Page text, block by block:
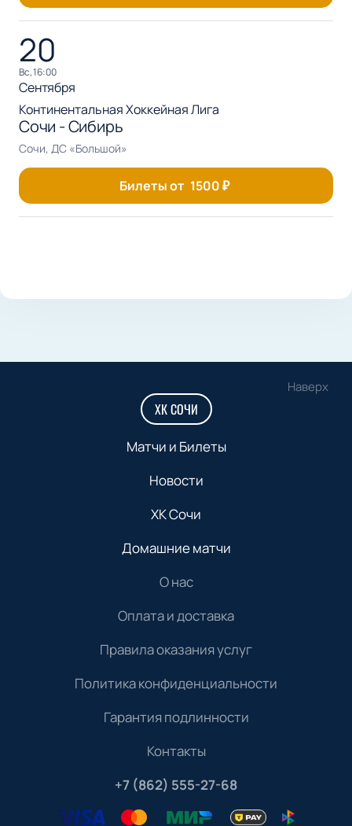
20
вс, 16:00
Сентября
Континентальная Хоккейная Лига
Сочи - Сибирь
Сочи, ДС «Большой»
Билеты от 1500₽
Наверх
ХК СОЧИ
Матчи и Билеты
Новости
ХК Сочи
Домашние матчи
О нас
Оплата и доставка
Правила оказания услуг
Политика конфиденциальности
Гарантия подлинности
Контакты
+7 (862) 555-27-68